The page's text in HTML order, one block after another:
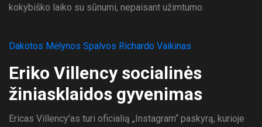
kokybiško laiko su sūnumi, nepaisant užimtumo.
Dakotos Mėlynos Spalvos Richardo Vaikinas
Eriko Villency socialinės
žiniasklaidos gyvenimas
Ericas Villency'as turi oficialią „Instagram“ paskyrą, kurioje